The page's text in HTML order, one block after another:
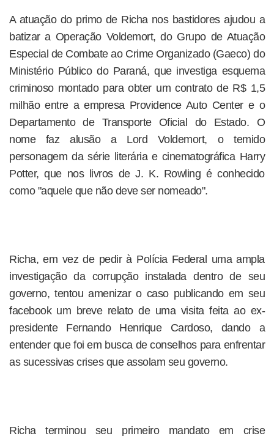
A atuação do primo de Richa nos bastidores ajudou a
batizar a Operação Voldemort, do Grupo de Atuação
Especial de Combate ao Crime Organizado (Gaeco) do
Ministério Público do Paraná, que investiga esquema
criminoso montado para obter um contrato de R$ 1,5
milhão entre a empresa Providence Auto Center e o
Departamento de Transporte Oficial do Estado. O
nome faz alusão a Lord Voldemort, o temido
personagem da série literária e cinematográfica Harry
Potter, que nos livros de J. K. Rowling é conhecido
como "aquele que não deve ser nomeado".
Richa, em vez de pedir à Polícia Federal uma ampla
investigação da corrupção instalada dentro de seu
governo, tentou amenizar o caso publicando em seu
facebook um breve relato de uma visita feita ao ex-
presidente Fernando Henrique Cardoso, dando a
entender que foi em busca de conselhos para enfrentar
as sucessivas crises que assolam seu governo.
Richa terminou seu primeiro mandato em crise